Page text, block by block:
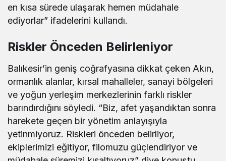
en kısa sürede ulaşarak hemen müdahale
ediyorlar” ifadelerini kullandı.
Riskler Önceden Belirleniyor
Balıkesir’in geniş coğrafyasına dikkat çeken Akın,
ormanlık alanlar, kırsal mahalleler, sanayi bölgeleri
ve yoğun yerleşim merkezlerinin farklı riskler
barındırdığını söyledi. “Biz, afet yaşandıktan sonra
harekete geçen bir yönetim anlayışıyla
yetinmiyoruz. Riskleri önceden belirliyor,
ekiplerimizi eğitiyor, filomuzu güçlendiriyor ve